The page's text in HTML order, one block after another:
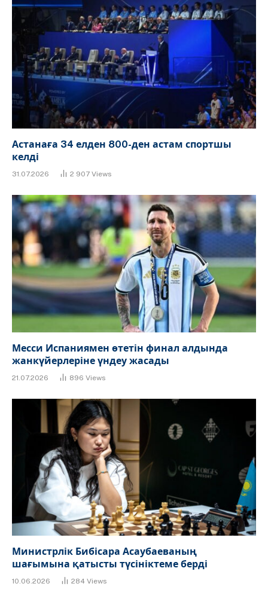
Астанаға 34 елден 800-ден астам спортшы
келді
31.07.2026 2 907 Views
Месси Испаниямен өтетін финал алдында
жанкүйерлеріне үндеу жасады
21.07.2026 896 Views
Министрлік Бибісара Асаубаеваның
шағымына қатысты түсініктеме берді
10.06.2026 284 Views